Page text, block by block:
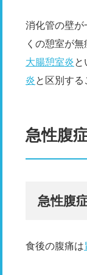
消化管の壁が
くの憩室が
大腸憩室炎と
炎と区別する
急性腹
急性腹
食後の腹痛は